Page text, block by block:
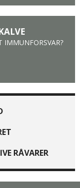
IMMUNFORSVAR?
RÅVARER